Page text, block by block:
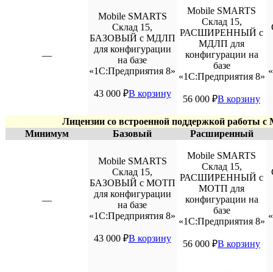
—
Mobile SMARTS
Склад 15,
БАЗОВЫЙ с МДЛП
для конфигурации
на базе
«1С:Предприятия 8»
43 000 ₽В корзину
Mobile SMARTS
Склад 15,
РАСШИРЕННЫЙ с
МДЛП для
конфигурации на
базе
«1С:Предприятия 8»
56 000 ₽В корзину
Лицензии со встроенной поддержкой работы
Минимум
Базовый Расширенный
—
Mobile SMARTS
Склад 15,
БАЗОВЫЙ с МОТП
для конфигурации
на базе
«1С:Предприятия 8»
43 000 ₽В корзину
Mobile SMARTS
Склад 15,
РАСШИРЕННЫЙ с
МОТП для
конфигурации на
базе
«1С:Предприятия 8»
56 000 ₽В корзину